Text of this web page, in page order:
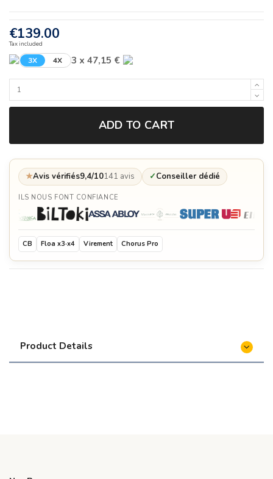
€139.00
Tax included
3X 4X 3 x 47,15 €
ADD TO CART
★Avis vérifiés9,4/10141 avis ✓Conseiller dédié
ILS NOUS FONT CONFIANCE
CB Floa x3·x4 Virement Chorus Pro
Product Details